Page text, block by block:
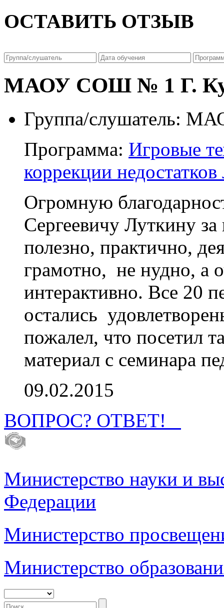
ОСТАВИТЬ ОТЗЫВ
МАОУ СОШ № 1 Г.
Группа/слушатель:
Программа: Игровые
коррекции
Огромную
Сергеевичу Луткину
полезно, практично,
грамотно, не нудно, а
интерактивно. Все 20
остались
пожалел, что посетил
материал с семинара
09.02.2015
ВОПРОС? ОТВЕТ!
Министерство науки и
Федерации
Министерство
Министерство